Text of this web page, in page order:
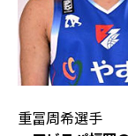
重冨周希選手